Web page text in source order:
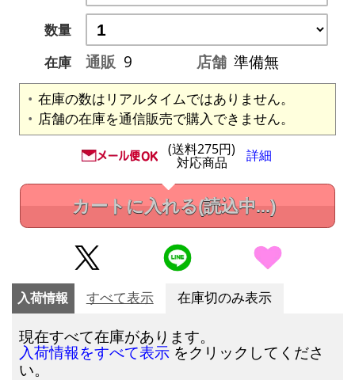
数量
在庫
通販 9 店舗 準備無
在庫の数はリアルタイムではありません。
店舗の在庫を通信販売で購入できません。
(送料275円)
対応商品 詳細
カートに入れる(読込中...)
入荷情報 すべて表示 在庫切のみ表示
現在すべて在庫があります。
入荷情報をすべて表示 をクリックしてくださ
い。